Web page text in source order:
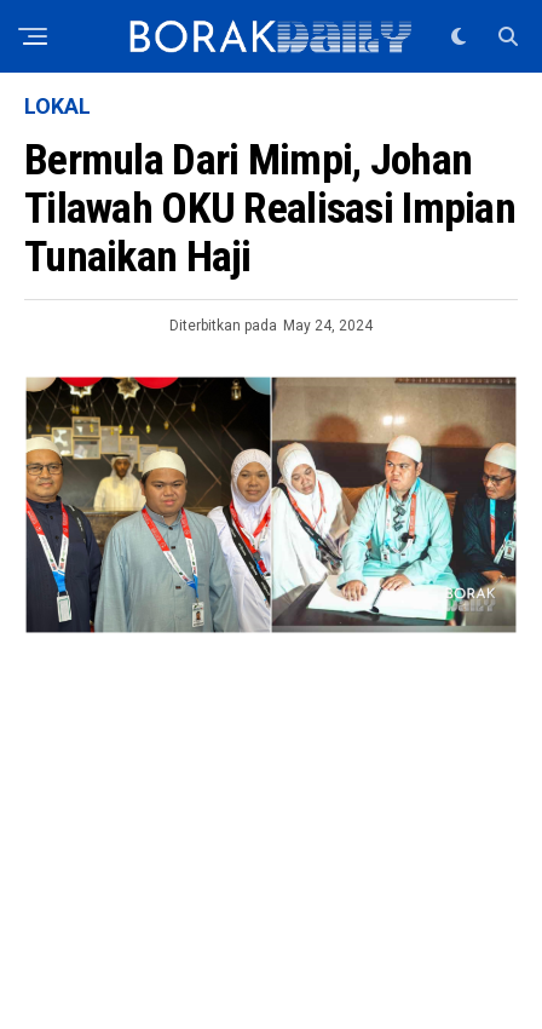
LOKAL
Bermula Dari Mimpi, Johan
Tilawah OKU Realisasi Impian
Tunaikan Haji
Diterbitkan pada May 24, 2024